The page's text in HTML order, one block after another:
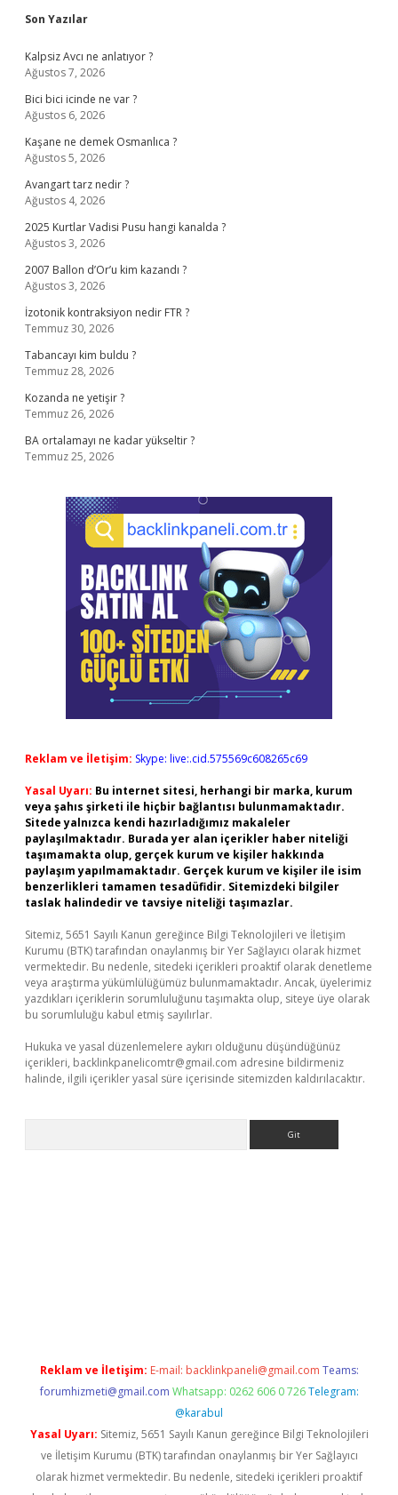
Sidebar
Son Yazılar
Kalpsiz Avcı ne anlatıyor ?
Ağustos 7, 2026
Bici bici icinde ne var ?
Ağustos 6, 2026
Kaşane ne demek Osmanlıca ?
Ağustos 5, 2026
Avangart tarz nedir ?
Ağustos 4, 2026
2025 Kurtlar Vadisi Pusu hangi kanalda ?
Ağustos 3, 2026
2007 Ballon d’Or’u kim kazandı ?
Ağustos 3, 2026
İzotonik kontraksiyon nedir FTR ?
Temmuz 30, 2026
Tabancayı kim buldu ?
Temmuz 28, 2026
Kozanda ne yetişir ?
Temmuz 26, 2026
BA ortalamayı ne kadar yükseltir ?
Temmuz 25, 2026
Reklam ve İletişim: Skype: live:.cid.575569c608265c69
Yasal Uyarı: Bu internet sitesi, herhangi bir marka, kurum
veya şahıs şirketi ile hiçbir bağlantısı bulunmamaktadır.
Sitede yalnızca kendi hazırladığımız makaleler
paylaşılmaktadır. Burada yer alan içerikler haber niteliği
taşımamakta olup, gerçek kurum ve kişiler hakkında
paylaşım yapılmamaktadır. Gerçek kurum ve kişiler ile isim
benzerlikleri tamamen tesadüfidir. Sitemizdeki bilgiler
taslak halindedir ve tavsiye niteliği taşımazlar.
Sitemiz, 5651 Sayılı Kanun gereğince Bilgi Teknolojileri ve İletişim
Kurumu (BTK) tarafından onaylanmış bir Yer Sağlayıcı olarak hizmet
vermektedir. Bu nedenle, sitedeki içerikleri proaktif olarak denetleme
veya araştırma yükümlülüğümüz bulunmamaktadır. Ancak, üyelerimiz
yazdıkları içeriklerin sorumluluğunu taşımakta olup, siteye üye olarak
bu sorumluluğu kabul etmiş sayılırlar.
Hukuka ve yasal düzenlemelere aykırı olduğunu düşündüğünüz
içerikleri, backlinkpanelicomtr@gmail.com adresine bildirmeniz
halinde, ilgili içerikler yasal süre içerisinde sitemizden kaldırılacaktır.
Reklam ve İletişim: E-mail: backlinkpaneli@gmail.com Teams:
forumhizmeti@gmail.com Whatsapp: 0262 606 0 726 Telegram:
@karabul
Yasal Uyarı: Sitemiz, 5651 Sayılı Kanun gereğince Bilgi Teknolojileri
ve İletişim Kurumu (BTK) tarafından onaylanmış bir Yer Sağlayıcı
olarak hizmet vermektedir. Bu nedenle, sitedeki içerikleri proaktif